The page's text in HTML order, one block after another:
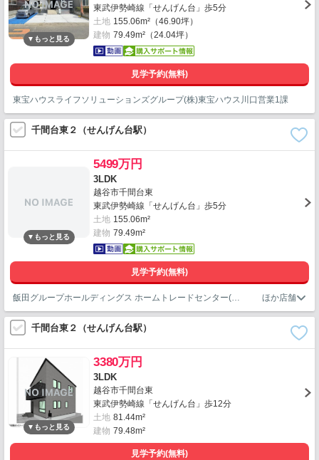
東武伊勢崎線「せんげん台」歩5分
土地 155.06m²（46.90坪）
建物 79.49m²（24.04坪）
見学予約(無料)
東宝ハウスライフソリューションズグループ(株)東宝ハウス川口営業1課
千間台東２（せんげん台駅）
5499万円
3LDK
越谷市千間台東
東武伊勢崎線「せんげん台」歩5分
土地 155.06m²
建物 79.49m²
見学予約(無料)
飯田グループホールディングス ホームトレードセンター(株)越谷店
千間台東２（せんげん台駅）
3380万円
3LDK
越谷市千間台東
東武伊勢崎線「せんげん台」歩12分
土地 81.44m²
建物 79.48m²
見学予約(無料)